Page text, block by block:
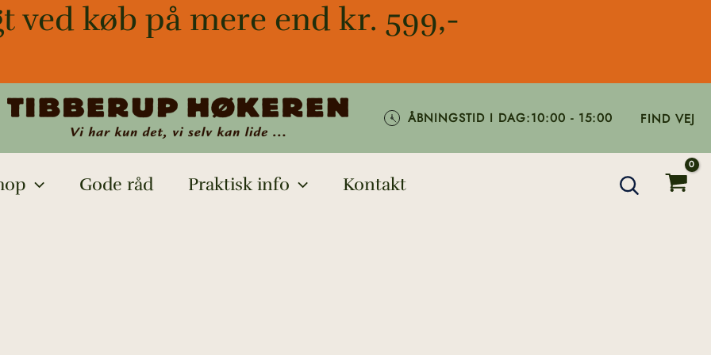
ved køb på mere end kr. 599,-
ÅBNINGSTID I DAG:10:00 - 15:00 FIND VEJ
Gode råd Praktisk info Kontakt